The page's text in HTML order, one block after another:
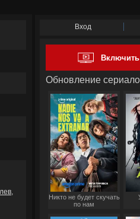
Вход
Обновление
Никто не будет скучать
по нам